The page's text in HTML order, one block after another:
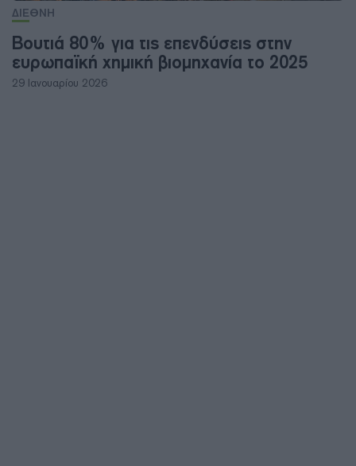
ΔΙΕΘΝΗ
Βουτιά 80% για τις επενδύσεις στην
ευρωπαϊκή χημική βιομηχανία το 2025
29 Ιανουαρίου 2026